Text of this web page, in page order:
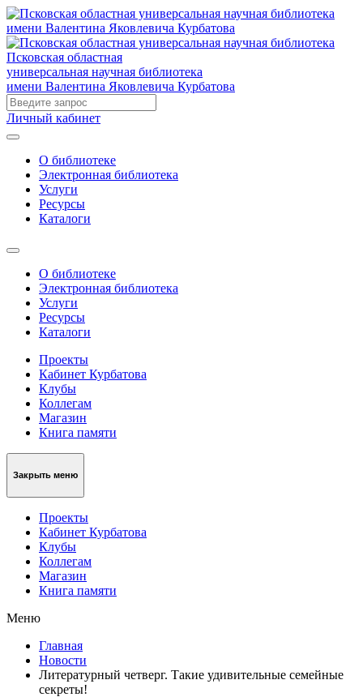
Псковская областная
универсальная научная библиотека
имени Валентина Яковлевича Курбатова
Личный кабинет
О библиотеке
Электронная библиотека
Услуги
Ресурсы
Каталоги
О библиотеке
Электронная библиотека
Услуги
Ресурсы
Каталоги
Проекты
Кабинет Курбатова
Клубы
Коллегам
Магазин
Книга памяти
Закрыть меню
Проекты
Кабинет Курбатова
Клубы
Коллегам
Магазин
Книга памяти
Меню
Главная
Новости
Литературный четверг. Такие удивительные семейные
секреты!